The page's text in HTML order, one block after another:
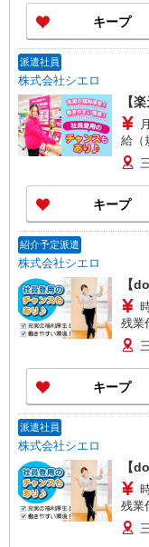
ィブ支給(規
有）
キープ
派遣社員
株式会社シエロ
【
給（規定あり
○。
を紹
○。
キープ
紹介予定派遣
株式会社シエロ
【
残業
+゜
万円支給(規定
ィブ支給(規
有）
キープ
派遣社員
株式会社シエロ
【
残業
+゜
万円支給(規定